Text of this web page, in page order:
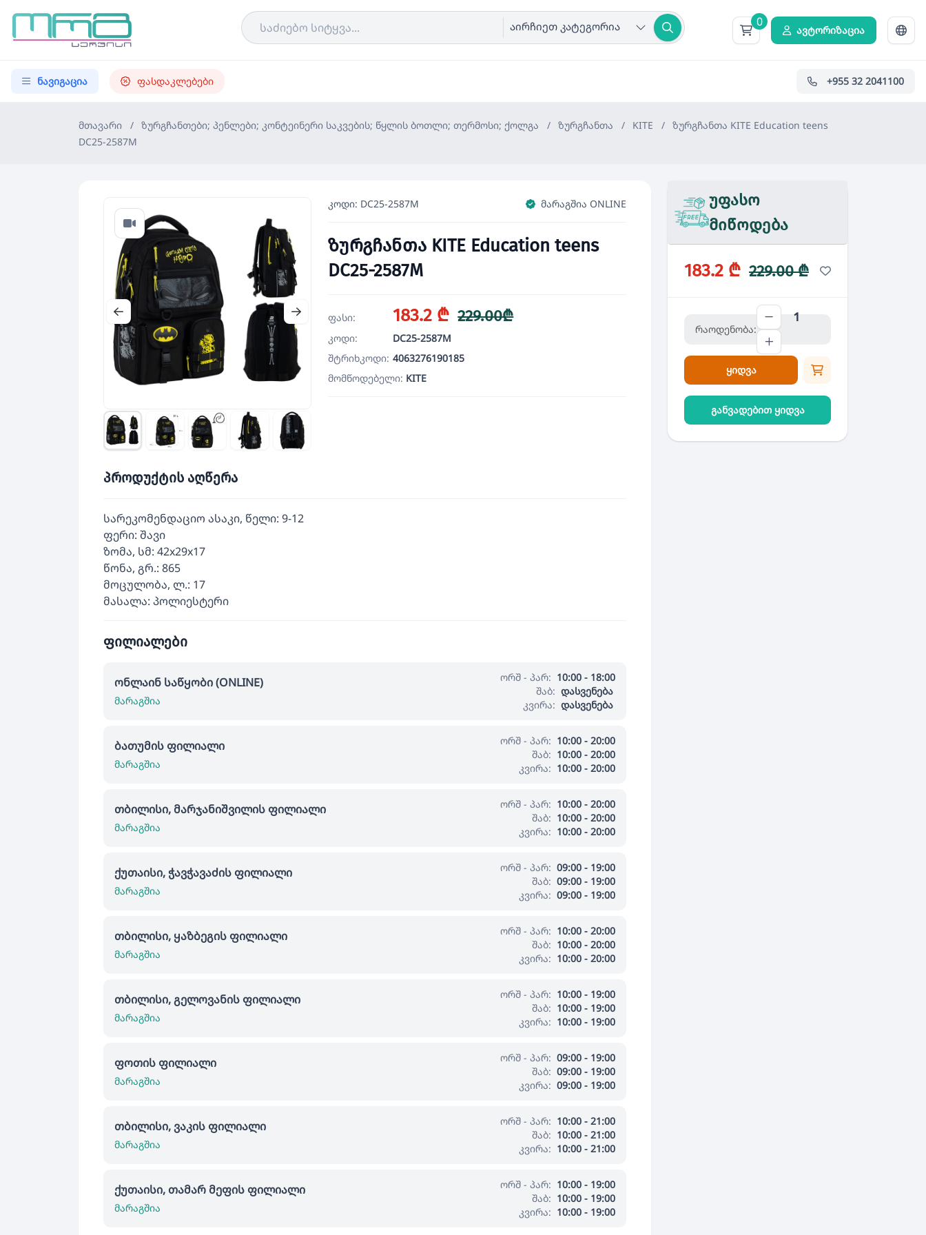
აირჩიეთ კატეგორია 0
ავტორიზაცია
ნავიგაცია ფასდაკლებები +955 32 2041100
მთავარი / ზურგჩანთები; პენლები; კონტეინერი საკვების; წყლის ბოთლი; თერმოსი; ქოლგა / ზურგჩანთა / KITE /
ზურგჩანთა KITE Education teens
DC25-2587M
კოდი: DC25-2587M მარაგშია ONLINE
ზურგჩანთა KITE Education teens
DC25-2587M
ფასი: 183.2 ₾ 229.00₾
კოდი:
DC25-2587M
შტრიხკოდი: 4063276190185
მომწოდებელი: KITE
პროდუქტის აღწერა
სარეკომენდაციო ასაკი, წელი: 9-12
ფერი: შავი
ზომა, სმ: 42x29x17
წონა, გრ.: 865
მოცულობა, ლ.: 17
მასალა: პოლიესტერი
ფილიალები
ონლაინ საწყობი (ONLINE)
მარაგშია
ორშ - პარ: 10:00 - 18:00
შაბ: დასვენება
კვირა: დასვენება
ბათუმის ფილიალი
მარაგშია
ორშ - პარ: 10:00 - 20:00
შაბ: 10:00 - 20:00
კვირა: 10:00 - 20:00
თბილისი, მარჯანიშვილის ფილიალი
მარაგშია
ორშ - პარ: 10:00 - 20:00
შაბ: 10:00 - 20:00
კვირა: 10:00 - 20:00
ქუთაისი, ჭავჭავაძის ფილიალი
მარაგშია
ორშ - პარ: 09:00 - 19:00
შაბ: 09:00 - 19:00
კვირა: 09:00 - 19:00
თბილისი, ყაზბეგის ფილიალი
მარაგშია
ორშ - პარ: 10:00 - 20:00
შაბ: 10:00 - 20:00
კვირა: 10:00 - 20:00
თბილისი, გელოვანის ფილიალი
მარაგშია
ორშ - პარ: 10:00 - 19:00
შაბ: 10:00 - 19:00
კვირა: 10:00 - 19:00
ფოთის ფილიალი
მარაგშია
ორშ - პარ: 09:00 - 19:00
შაბ: 09:00 - 19:00
კვირა: 09:00 - 19:00
თბილისი, ვაკის ფილიალი
მარაგშია
ორშ - პარ: 10:00 - 21:00
შაბ: 10:00 - 21:00
კვირა: 10:00 - 21:00
ქუთაისი, თამარ მეფის ფილიალი
მარაგშია
ორშ - პარ: 10:00 - 19:00
შაბ: 10:00 - 19:00
კვირა: 10:00 - 19:00
უფასო
მიწოდება
183.2 ₾ 229.00 ₾
რაოდენობა:
ყიდვა
განვადებით ყიდვა